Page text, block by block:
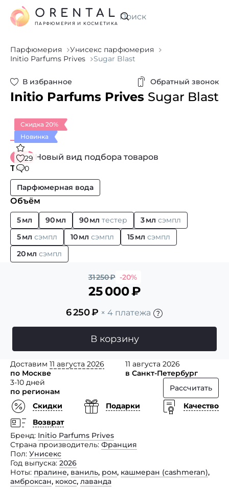
Искать
ORENTAL
ПАРФЮМЕРИЯ И КОСМЕТИКА
Парфюмерия
Унисекс парфюмерия
Initio Parfums Prives
Sugar Blast
В избранное Обратный звонок
Initio Parfums Prives Sugar Blast
Скидка 20%
Новинка
29
0
Новый вид подбора товаров
Тип
Парфюмерная вода
Объём
5 мл 90 мл 90 мл тестер 3 мл сэмпл
5 мл сэмпл 10 мл сэмпл 15 мл сэмпл
20 мл сэмпл
31 250₽ -20%
25 000₽
6 250₽ × 4 платежа
В корзину
Доставим 11 августа 2026
по Москве
11 августа 2026
в Санкт-Петербург
3-10 дней
по регионам
Рассчитать
Скидки
Подарки
Качество
Возврат
Бренд Initio Parfums Prives
Страна производитель Франция
Пол Унисекс
Год выпуска 2026
Ноты пралине, ваниль, ром, кашмеран (сashmeran),
амброксан, кокос, лаванда